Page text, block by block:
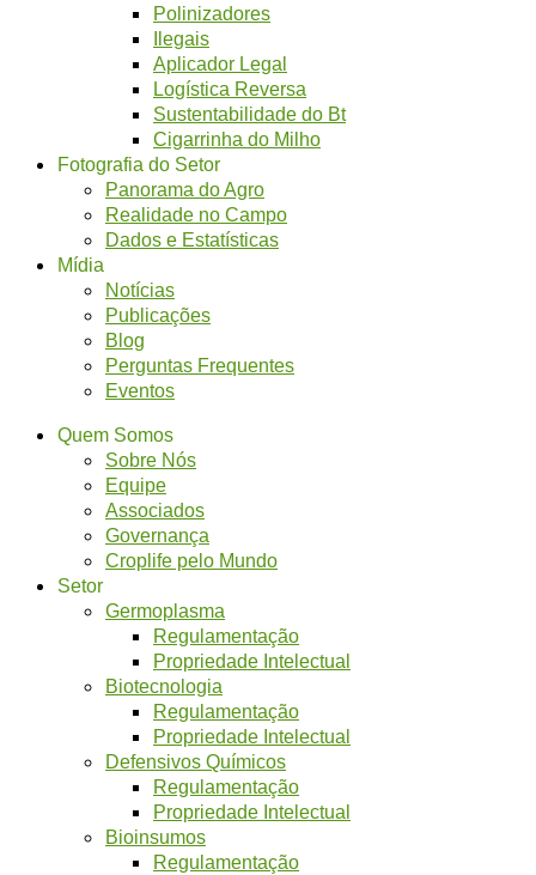
Polinizadores
Ilegais
Aplicador Legal
Logística Reversa
Sustentabilidade do Bt
Cigarrinha do Milho
Fotografia do Setor
Panorama do Agro
Realidade no Campo
Dados e Estatísticas
Mídia
Notícias
Publicações
Blog
Perguntas Frequentes
Eventos
Quem Somos
Sobre Nós
Equipe
Associados
Governança
Croplife pelo Mundo
Setor
Germoplasma
Regulamentação
Propriedade Intelectual
Biotecnologia
Regulamentação
Propriedade Intelectual
Defensivos Químicos
Regulamentação
Propriedade Intelectual
Bioinsumos
Regulamentação